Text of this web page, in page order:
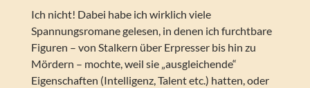
Ich nicht! Dabei habe ich wirklich viele
Spannungsromane gelesen, in denen ich furchtbare
Figuren – von Stalkern über Erpresser bis hin zu
Mördern – mochte, weil sie „ausgleichende“
Eigenschaften (Intelligenz, Talent etc.) hatten, oder